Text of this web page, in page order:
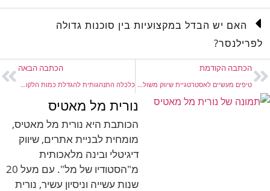
האם יש הבדל במקצועיות בין סוכנות גדולה
לפרילנסר?
הכתבה הקודמת
טיפים מעשיים לאסטרטגיית שיווק משולבת
הכתבה הבאה
כלכלה התנהגותית להגדלת כמות הלקוחות בעסק
נורית מל מאטיס
הכותבת היא נורית מל מאטיס,
מומחית לבניית אתרים, שיווק
דיגיטלי ובינה מלאכותית
מ"הסטודיו של מל". עם מעל 20
שנות עשייה וניסיון עשיר, נורית